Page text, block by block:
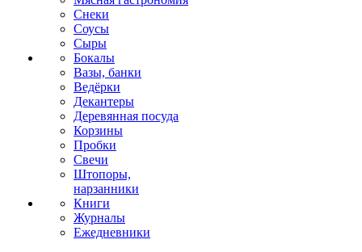
Снеки
Соусы
Сыры
Бокалы
Вазы, банки
Ведёрки
Декантеры
Деревянная посуда
Корзины
Пробки
Свечи
Штопоры,
нарзанники
Книги
Журналы
Ежедневники